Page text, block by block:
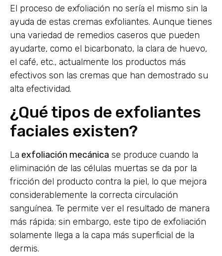
El proceso de exfoliación no sería el mismo sin la
ayuda de estas cremas exfoliantes. Aunque tienes
una variedad de remedios caseros que pueden
ayudarte, como el bicarbonato, la clara de huevo,
el café, etc., actualmente los productos más
efectivos son las cremas que han demostrado su
alta efectividad.
¿Qué tipos de exfoliantes
faciales existen?
La exfoliación mecánica se produce cuando la
eliminación de las células muertas se da por la
fricción del producto contra la piel, lo que mejora
considerablemente la correcta circulación
sanguínea. Te permite ver el resultado de manera
más rápida; sin embargo, este tipo de exfoliación
solamente llega a la capa más superficial de la
dermis.